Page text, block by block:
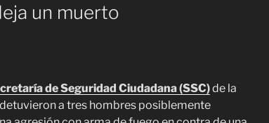
un muerto
de Seguridad Ciudadana (SSC)de la
a tres hombres posiblemente